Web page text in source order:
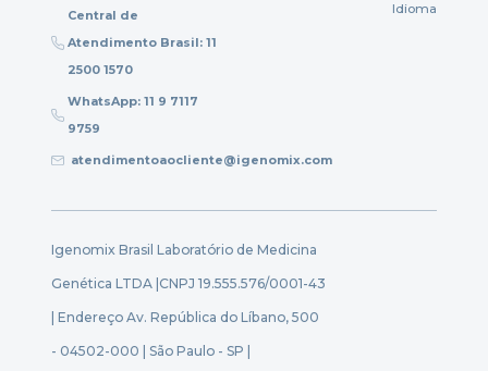
Central de
Atendimento Brasil: 11
2500 1570
WhatsApp: 11 9 7117
9759
atendimentoaocliente@igenomix.com
Idioma
Igenomix Brasil Laboratório de Medicina
Genética LTDA | CNPJ 19.555.576/0001-43
| Endereço Av. República do Líbano, 500
- 04502-000 | São Paulo - SP |